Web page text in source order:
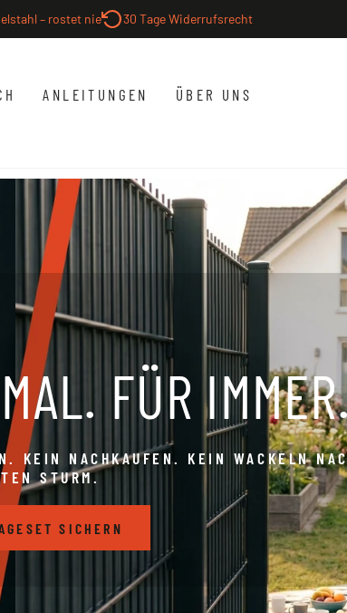
– rostet nie 30 Tage Widerrufsrecht
ANLEITUNGEN ÜBER UNS
FÜR
KEIN NACHKAUFEN. KEIN WACKELN
STURM.
SICHERN